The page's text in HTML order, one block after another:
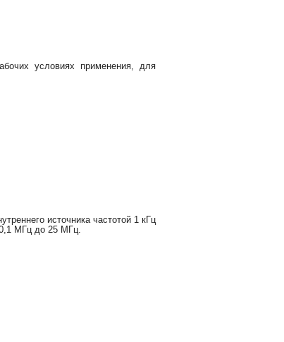
условиях применения, для
источника частотой 1 кГц
0,1 МГц до 25 МГц.